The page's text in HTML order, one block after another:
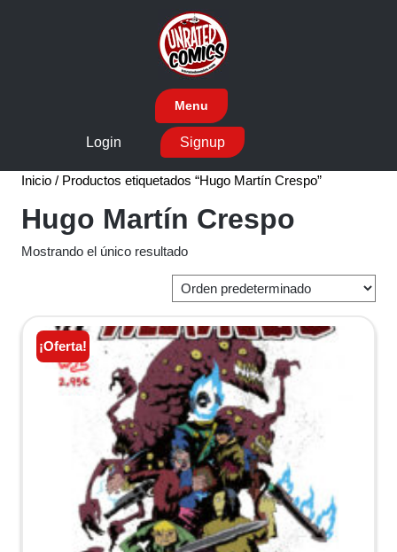
Menu
Login Signup
Inicio / Productos etiquetados “Hugo Martín Crespo”
Hugo Martín Crespo
Mostrando el único resultado
¡Oferta!